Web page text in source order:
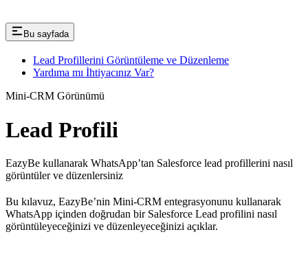
Bu sayfada
Lead Profillerini Görüntüleme ve Düzenleme
Yardıma mı İhtiyacınız Var?
Mini-CRM Görünümü
Lead Profili
EazyBe kullanarak WhatsApp’tan Salesforce lead profillerini nasıl
görüntüler ve düzenlersiniz
Bu kılavuz, EazyBe’nin Mini-CRM entegrasyonunu kullanarak
WhatsApp içinden doğrudan bir Salesforce Lead profilini nasıl
görüntüleyeceğinizi ve düzenleyeceğinizi açıklar.